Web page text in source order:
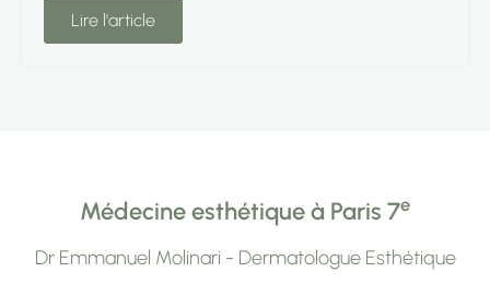
Lire l'article
Médecine esthétique à Paris 7e
Dr Emmanuel Molinari - Dermatologue Esthétique